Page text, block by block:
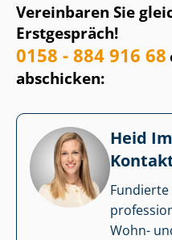
Vereinbaren Sie
Erstgespräch!
0158 - 884 916 68
abschicken:
Heid
Wohn-